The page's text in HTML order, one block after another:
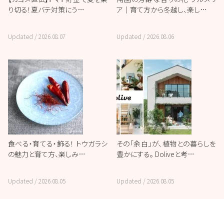
り切る！夏バテ対策にう…
Updated /2026.08.07
ア｜育て方から冬越し、楽し…
Updated /2026.08.06
食べる・育てる・飾る！ トウガラシ
の魅力と育て方、楽しみ…
Updated /2026.08.05
その「余白」が、植物との暮らしを
豊かにする。 Doliveと考…
Updated /2026.08.05